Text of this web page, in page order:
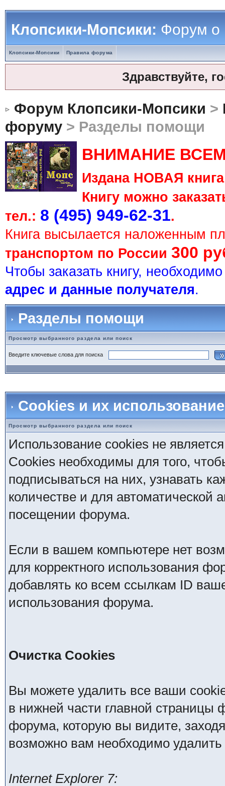
Клопсики-Мопсики:Форум о
Клопсики-Мопсики Правила форума
Здравствуйте,
Форум Клопсики-Мопсики >
форуму> Разделы помощи
ВНИМАНИЕ
Издана НОВАЯ
Книгу можно
тел.: 8 (495) 949-62-31.
Книга высылается наложенным
транспортом по России 300
Чтобы заказать книгу,
адрес и данные получателя.
Разделы помощи
Просмотр выбранного раздела или поиск
Введите ключевые слова для поиска
Cookies и их использование
Просмотр выбранного раздела или поиск
Использование cookies не
Cookies необходимы для того,
подписываться на них, узнавать
количестве и для
посещении форума.
Если в вашем компьютере нет
для корректного использования
добавлять ко всем ссылкам ID
использования форума.
Очистка Cookies
Вы можете удалить все ваши
в нижней части главной страницы
форума, которую вы видите,
возможно вам необходимо
Internet Explorer 7: